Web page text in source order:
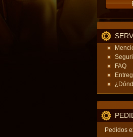
FAQ
Pedidos